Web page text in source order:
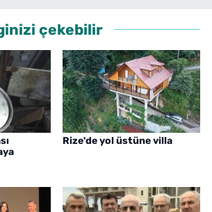
çekebilir
Rize'de yol üstüne villa